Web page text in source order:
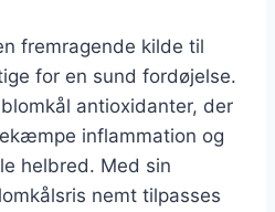
fremragende kilde til
for en sund fordøjelse.
antioxidanter, der
inflammation og
helbred. Med sin
nemt tilpasses